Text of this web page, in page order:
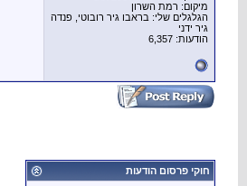
מיקום: רמת השרון
הגלגלים שלי: בראבו גיר רובוטי, פנדה
גיר ידני
הודעות: 6,357
חוקי פרסום הודעות